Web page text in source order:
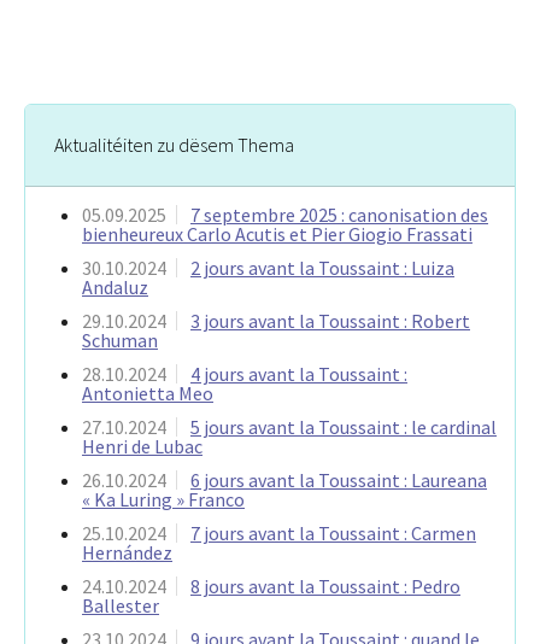
Aktualitéiten zu dësem Thema
05.09.2025
7 septembre 2025 : canonisation des
bienheureux Carlo Acutis et Pier Giogio Frassati
30.10.2024
2 jours avant la Toussaint : Luiza
Andaluz
29.10.2024
3 jours avant la Toussaint : Robert
Schuman
28.10.2024
4 jours avant la Toussaint :
Antonietta Meo
27.10.2024
5 jours avant la Toussaint : le cardinal
Henri de Lubac
26.10.2024
6 jours avant la Toussaint : Laureana
« Ka Luring » Franco
25.10.2024
7 jours avant la Toussaint : Carmen
Hernández
24.10.2024
8 jours avant la Toussaint : Pedro
Ballester
23.10.2024
9 jours avant la Toussaint : quand le